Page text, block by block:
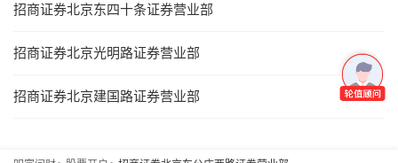
招商证券北京东四十条证券营业部
招商证券北京光明路证券营业部
招商证券北京建国路证券营业部